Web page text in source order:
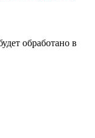
обработано в